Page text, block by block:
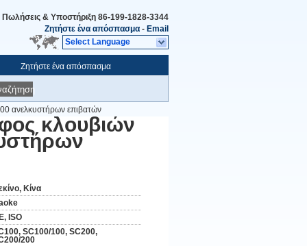
Πωλήσεις & Υποστήριξη 86-199-1828-3344
Ζητήστε ένα απόσπασμα - Email
Select Language
Ζητήστε ένα απόσπασμα
ανελκυστήρων επιβατών
κλουβιών
Κίνα
ISO
SC100/100, SC200,
200